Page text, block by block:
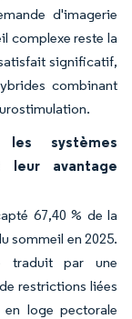
d'imagerie
complexe reste la
significatif,
combinant
systèmes
leur avantage
67,40 % de la
sommeil en 2025.
traduit par une
restrictions liées
loge pectorale